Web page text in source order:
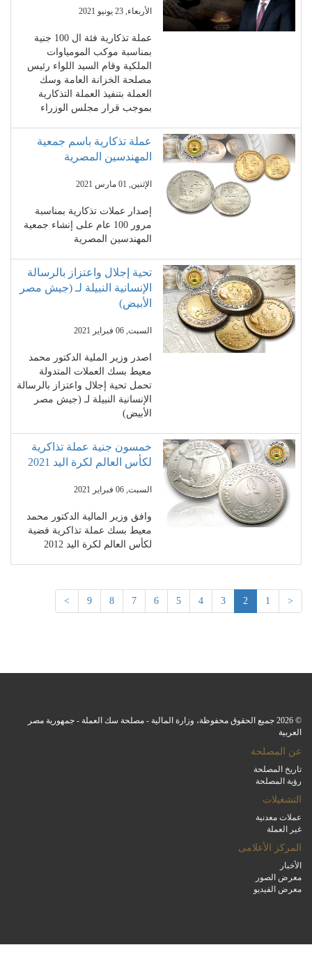
الأربعاء, 23 يونيو 2021
عملة تذكارية فئة ال 100 جنية
بمناسبة موكب المومياوات
الملكية وقام السيد اللواء رئيس
مصلحة الخزانة العامة وسك
العملة بتنفيذ العملة التذكارية
بموجب قرار مجلس الوزراء
عملة تذكارية باسم جمعية
المهندسين المصرية
الإثنين, 01 مارس 2021
إصدار عملات تذكارية بمناسبة
مرور 100 عام على إنشاء جمعية
المهندسين المصرية
تحية إجلال واعتزاز بالرسالة
الإنسانية النبيلة لـ (جيش مصر
الأبيض)
السبت, 06 فبراير 2021
اصدر وزير الملية الدكتور محمد
معيط بسك العملات المتدولة
تحمل تحية إجلال واعتزاز بالرسالة
الإنسانية النبيلة لـ (جيش مصر
الأبيض)
خمسون جنية عملة تذاكرية
لكأس العالم لكرة اليد 2021
السبت, 06 فبراير 2021
وافق وزير المالية الدكتور محمد
معيط بسك عملة تذاكرية فضية
لكأس العالم لكرة اليد 2012
© 2026 جميع الحقوق محفوظة، وزارة المالية - مصلحة سك العملة - جمهورية مصر
العربية
عن المصلحة
تاريخ المصلحة
رؤية المصلحة
التشغيلات
عملات معدنية
غير العملة
المركز الأعلامى
الأخبار
معرض الصور
معرض الفيديو